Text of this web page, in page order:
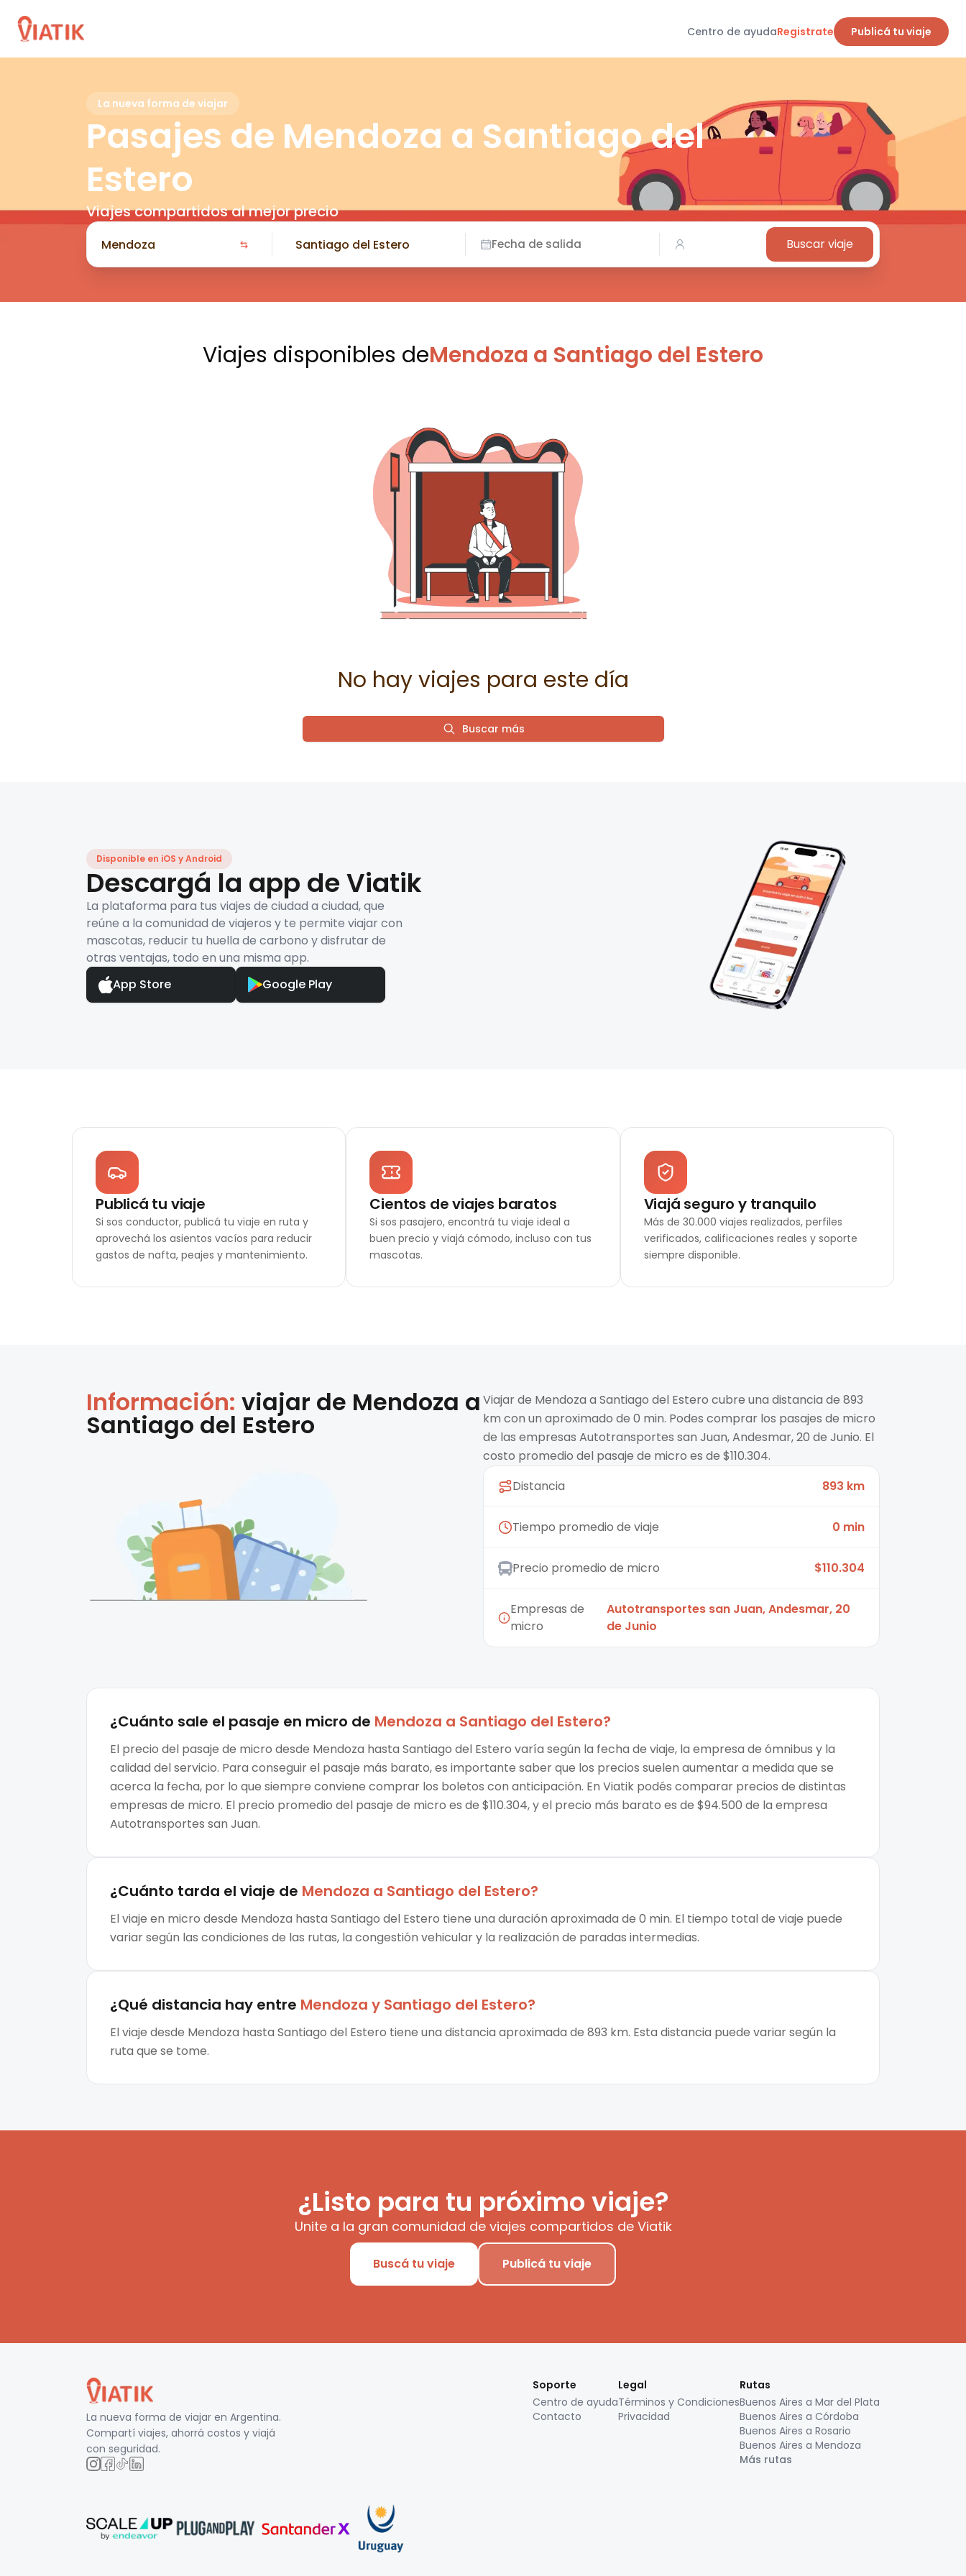
Centro de ayudaRegistrate Publicá tu viaje
La nueva forma de viajar
Pasajes de Mendoza a Santiago del
Estero
Viajes compartidos al mejor precio
Fecha de salida Buscar viaje
Viajes disponibles deMendoza a Santiago del Estero
No hay viajes para este día
Buscar más
Disponible en iOS y Android
Descargá la app de Viatik
La plataforma para tus viajes de ciudad a ciudad, que
reúne a la comunidad de viajeros y te permite viajar con
mascotas, reducir tu huella de carbono y disfrutar de
otras ventajas, todo en una misma app.
App Store
Google Play
Publicá tu viaje
Si sos conductor, publicá tu viaje en ruta y
aprovechá los asientos vacíos para reducir
gastos de nafta, peajes y mantenimiento.
Cientos de viajes baratos
Si sos pasajero, encontrá tu viaje ideal a
buen precio y viajá cómodo, incluso con tus
mascotas.
Viajá seguro y tranquilo
Más de 30.000 viajes realizados, perfiles
verificados, calificaciones reales y soporte
siempre disponible.
Información: viajar de Mendoza a
Santiago del Estero
Viajar de Mendoza a Santiago del Estero cubre una distancia de 893
km con un aproximado de 0 min. Podes comprar los pasajes de micro
de las empresas Autotransportes san Juan, Andesmar, 20 de Junio. El
costo promedio del pasaje de micro es de $110.304.
Distancia
893 km
Tiempo promedio de viaje 0 min
Precio promedio de micro $110.304
Empresas de
micro
Autotransportes san Juan, Andesmar, 20
de Junio
¿Cuánto sale el pasaje en micro de Mendoza a Santiago del Estero?
El precio del pasaje de micro desde Mendoza hasta Santiago del Estero varía según la fecha de viaje, la empresa de ómnibus y la
calidad del servicio. Para conseguir el pasaje más barato, es importante saber que los precios suelen aumentar a medida que se
acerca la fecha, por lo que siempre conviene comprar los boletos con anticipación. En Viatik podés comparar precios de distintas
empresas de micro. El precio promedio del pasaje de micro es de $110.304, y el precio más barato es de $94.500 de la empresa
Autotransportes san Juan.
¿Cuánto tarda el viaje de Mendoza a Santiago del Estero?
El viaje en micro desde Mendoza hasta Santiago del Estero tiene una duración aproximada de 0 min. El tiempo total de viaje puede
variar según las condiciones de las rutas, la congestión vehicular y la realización de paradas intermedias.
¿Qué distancia hay entre Mendoza y Santiago del Estero?
El viaje desde Mendoza hasta Santiago del Estero tiene una distancia aproximada de 893 km. Esta distancia puede variar según la
ruta que se tome.
¿Listo para tu próximo viaje?
Unite a la gran comunidad de viajes compartidos de Viatik
Buscá tu viaje Publicá tu viaje
La nueva forma de viajar en Argentina.
Compartí viajes, ahorrá costos y viajá
con seguridad.
Soporte
Centro de ayuda
Contacto
Legal
Términos y Condiciones
Privacidad
Rutas
Buenos Aires a Mar del Plata
Buenos Aires a Córdoba
Buenos Aires a Rosario
Buenos Aires a Mendoza
Más rutas